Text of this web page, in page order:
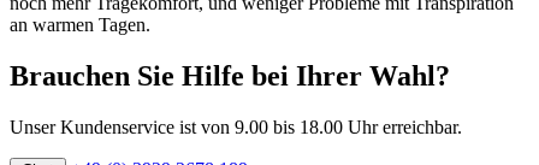
an warmen Tagen.
Brauchen Sie Hilfe bei Ihrer Wahl?
Unser Kundenservice ist von 9.00 bis 18.00 Uhr erreichbar.